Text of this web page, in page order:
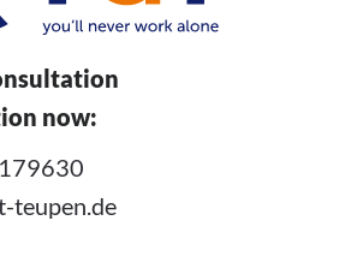
now:
teupen.de